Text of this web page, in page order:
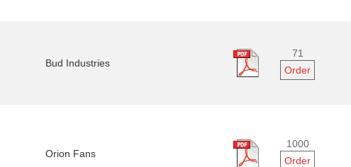
Bud Industries
71
Order
Orion Fans
1000
Order